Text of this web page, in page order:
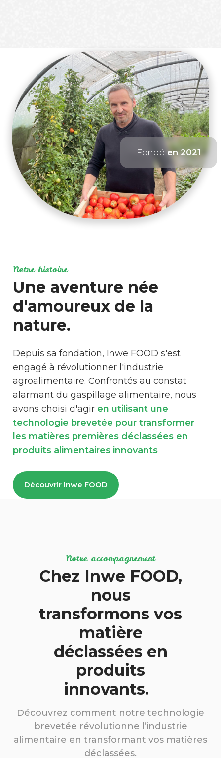
Fondé en 2021
Notre histoire
Une aventure née
d'amoureux de la
nature.
Depuis sa fondation, Inwe FOOD s'est
engagé à révolutionner l'industrie
agroalimentaire. Confrontés au constat
alarmant du gaspillage alimentaire, nous
avons choisi d'agir en utilisant une
technologie brevetée pour transformer
les matières premières déclassées en
produits alimentaires innovants
Découvrir Inwe FOOD
Notre accompagnement
Chez Inwe FOOD,
nous
transformons vos
matière
déclassées en
produits
innovants.
Découvrez comment notre technologie
brevetée révolutionne l’industrie
alimentaire en transformant vos matières
déclassées.